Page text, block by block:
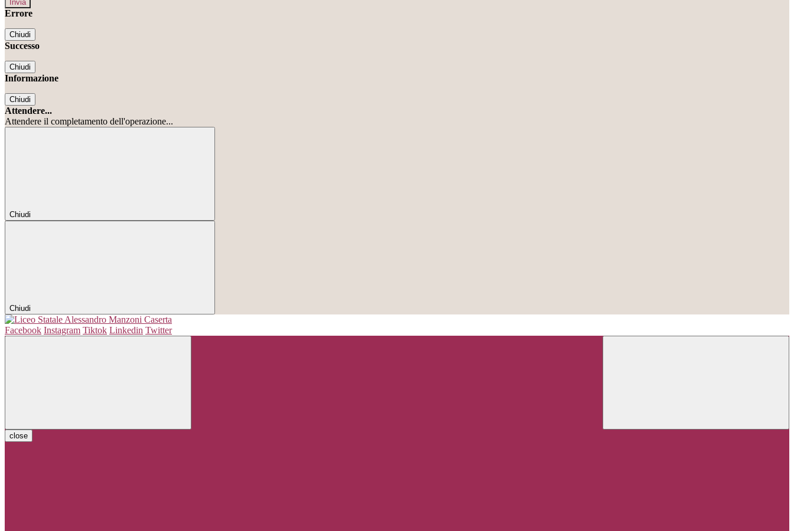
Errore
Chiudi
Successo
Chiudi
Informazione
Chiudi
Attendere...
Attendere il completamento dell'operazione...
Chiudi
Chiudi
Facebook Instagram Tiktok Linkedin Twitter
close